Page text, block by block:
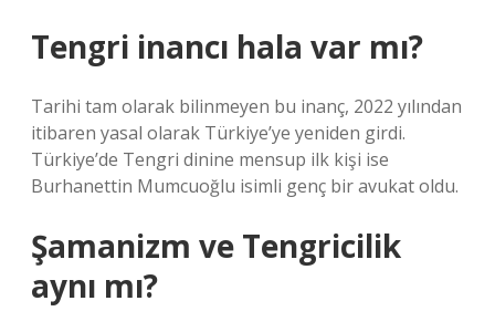
Tengri inancı hala var mı?
Tarihi tam olarak bilinmeyen bu inanç, 2022 yılından
itibaren yasal olarak Türkiye’ye yeniden girdi.
Türkiye’de Tengri dinine mensup ilk kişi ise
Burhanettin Mumcuoğlu isimli genç bir avukat oldu.
Şamanizm ve Tengricilik
aynı mı?